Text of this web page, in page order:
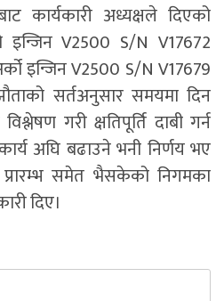
कार्यकारी अध्यक्षले दिएको
V2500 S/N V17672
इन्जिन V2500 S/N V17679
सर्तअनुसार समयमा दिन
गरी क्षतिपूर्ति दाबी गर्न
अघि बढाउने भनी निर्णय भए
समेत भैसकेको निगमका
दिए।